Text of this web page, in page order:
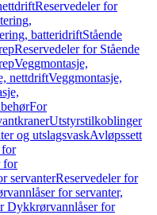
Reservedeler for
batteridriftStående
Reservedeler for Stående
Veggmontasje,
nettdriftVeggmontasje,
For
Utstyrstilkoblinger
og utslagsvaskAvløpssett
for
for
servanterReservedeler for
for servanter,
Dykkrørvannlåser for